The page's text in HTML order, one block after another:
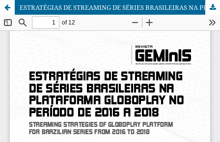
ESTRATÉGIAS DE STREAMING DE SÉRIES BRASILEIRAS NA PLATAFORMA GLOBOPLAY NO PERÍODO DE 2016 A 2018